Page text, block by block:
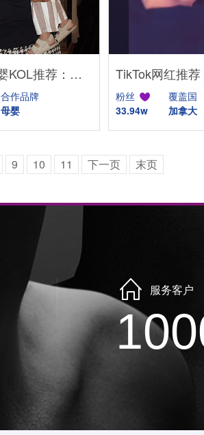
英国Instagram母婴KOL推荐：亲子生活与时尚穿搭博主
合作品牌
母婴
粉丝
33.94w
覆盖国
加拿大
9 10 11 下一页 末页
服务客户